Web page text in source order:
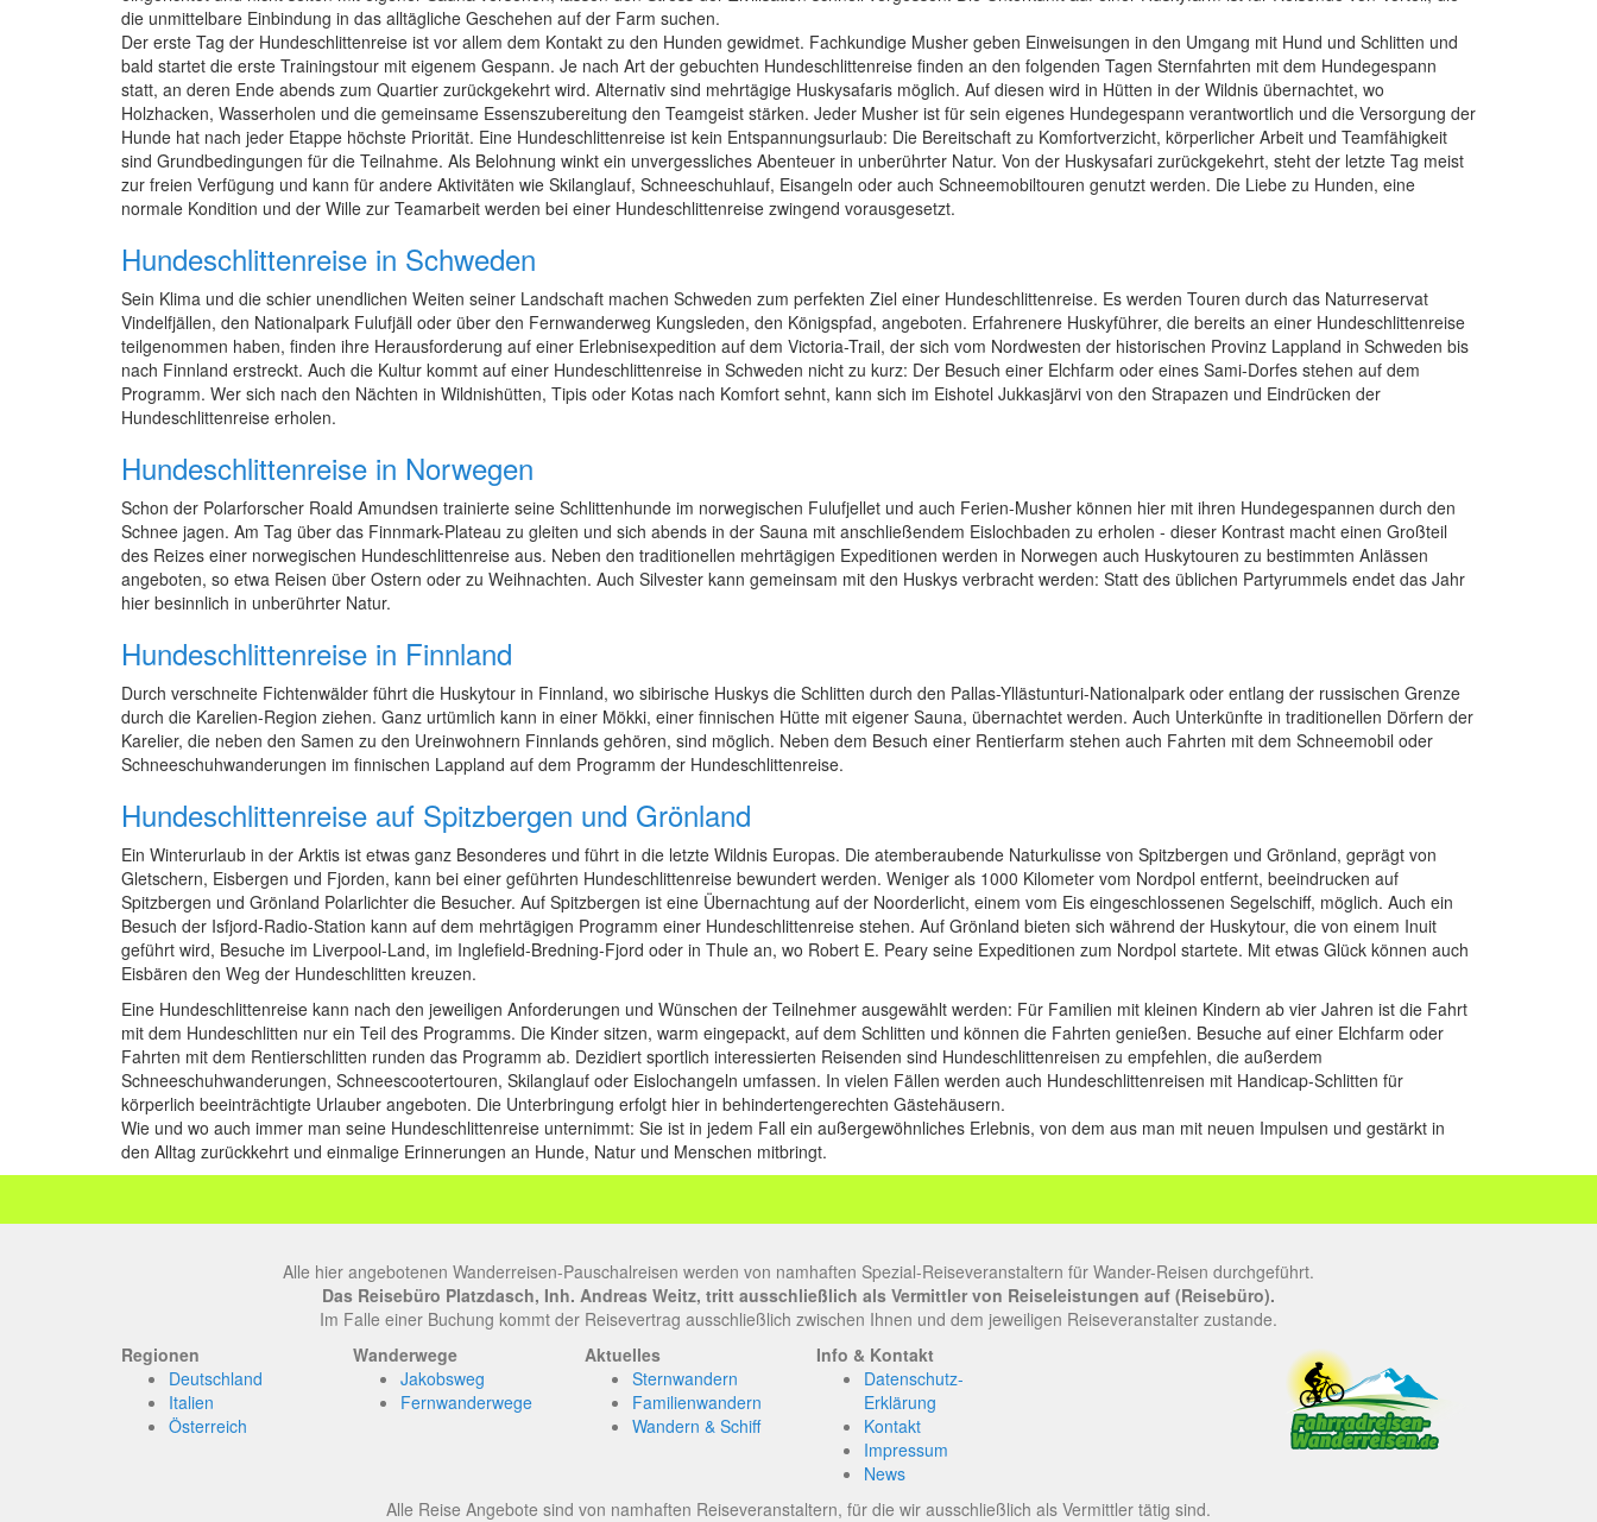
die unmittelbare Einbindung in das alltägliche Geschehen auf der Farm suchen.
Der erste Tag der Hundeschlittenreise ist vor allem dem Kontakt zu den Hunden gewidmet. Fachkundige Musher geben Einweisungen in den Umgang mit Hund und Schlitten und
bald startet die erste Trainingstour mit eigenem Gespann. Je nach Art der gebuchten Hundeschlittenreise finden an den folgenden Tagen Sternfahrten mit dem Hundegespann
statt, an deren Ende abends zum Quartier zurückgekehrt wird. Alternativ sind mehrtägige Huskysafaris möglich. Auf diesen wird in Hütten in der Wildnis übernachtet, wo
Holzhacken, Wasserholen und die gemeinsame Essenszubereitung den Teamgeist stärken. Jeder Musher ist für sein eigenes Hundegespann verantwortlich und die Versorgung der
Hunde hat nach jeder Etappe höchste Priorität. Eine Hundeschlittenreise ist kein Entspannungsurlaub: Die Bereitschaft zu Komfortverzicht, körperlicher Arbeit und Teamfähigkeit
sind Grundbedingungen für die Teilnahme. Als Belohnung winkt ein unvergessliches Abenteuer in unberührter Natur. Von der Huskysafari zurückgekehrt, steht der letzte Tag meist
zur freien Verfügung und kann für andere Aktivitäten wie Skilanglauf, Schneeschuhlauf, Eisangeln oder auch Schneemobiltouren genutzt werden. Die Liebe zu Hunden, eine
normale Kondition und der Wille zur Teamarbeit werden bei einer Hundeschlittenreise zwingend vorausgesetzt.
Hundeschlittenreise in Schweden
Sein Klima und die schier unendlichen Weiten seiner Landschaft machen Schweden zum perfekten Ziel einer Hundeschlittenreise. Es werden Touren durch das Naturreservat
Vindelfjällen, den Nationalpark Fulufjäll oder über den Fernwanderweg Kungsleden, den Königspfad, angeboten. Erfahrenere Huskyführer, die bereits an einer Hundeschlittenreise
teilgenommen haben, finden ihre Herausforderung auf einer Erlebnisexpedition auf dem Victoria-Trail, der sich vom Nordwesten der historischen Provinz Lappland in Schweden bis
nach Finnland erstreckt. Auch die Kultur kommt auf einer Hundeschlittenreise in Schweden nicht zu kurz: Der Besuch einer Elchfarm oder eines Sami-Dorfes stehen auf dem
Programm. Wer sich nach den Nächten in Wildnishütten, Tipis oder Kotas nach Komfort sehnt, kann sich im Eishotel Jukkasjärvi von den Strapazen und Eindrücken der
Hundeschlittenreise erholen.
Hundeschlittenreise in Norwegen
Schon der Polarforscher Roald Amundsen trainierte seine Schlittenhunde im norwegischen Fulufjellet und auch Ferien-Musher können hier mit ihren Hundegespannen durch den
Schnee jagen. Am Tag über das Finnmark-Plateau zu gleiten und sich abends in der Sauna mit anschließendem Eislochbaden zu erholen - dieser Kontrast macht einen Großteil
des Reizes einer norwegischen Hundeschlittenreise aus. Neben den traditionellen mehrtägigen Expeditionen werden in Norwegen auch Huskytouren zu bestimmten Anlässen
angeboten, so etwa Reisen über Ostern oder zu Weihnachten. Auch Silvester kann gemeinsam mit den Huskys verbracht werden: Statt des üblichen Partyrummels endet das Jahr
hier besinnlich in unberührter Natur.
Hundeschlittenreise in Finnland
Durch verschneite Fichtenwälder führt die Huskytour in Finnland, wo sibirische Huskys die Schlitten durch den Pallas-Yllästunturi-Nationalpark oder entlang der russischen Grenze
durch die Karelien-Region ziehen. Ganz urtümlich kann in einer Mökki, einer finnischen Hütte mit eigener Sauna, übernachtet werden. Auch Unterkünfte in traditionellen Dörfern der
Karelier, die neben den Samen zu den Ureinwohnern Finnlands gehören, sind möglich. Neben dem Besuch einer Rentierfarm stehen auch Fahrten mit dem Schneemobil oder
Schneeschuhwanderungen im finnischen Lappland auf dem Programm der Hundeschlittenreise.
Hundeschlittenreise auf Spitzbergen und Grönland
Ein Winterurlaub in der Arktis ist etwas ganz Besonderes und führt in die letzte Wildnis Europas. Die atemberaubende Naturkulisse von Spitzbergen und Grönland, geprägt von
Gletschern, Eisbergen und Fjorden, kann bei einer geführten Hundeschlittenreise bewundert werden. Weniger als 1000 Kilometer vom Nordpol entfernt, beeindrucken auf
Spitzbergen und Grönland Polarlichter die Besucher. Auf Spitzbergen ist eine Übernachtung auf der Noorderlicht, einem vom Eis eingeschlossenen Segelschiff, möglich. Auch ein
Besuch der Isfjord-Radio-Station kann auf dem mehrtägigen Programm einer Hundeschlittenreise stehen. Auf Grönland bieten sich während der Huskytour, die von einem Inuit
geführt wird, Besuche im Liverpool-Land, im Inglefield-Bredning-Fjord oder in Thule an, wo Robert E. Peary seine Expeditionen zum Nordpol startete. Mit etwas Glück können auch
Eisbären den Weg der Hundeschlitten kreuzen.
Eine Hundeschlittenreise kann nach den jeweiligen Anforderungen und Wünschen der Teilnehmer ausgewählt werden: Für Familien mit kleinen Kindern ab vier Jahren ist die Fahrt
mit dem Hundeschlitten nur ein Teil des Programms. Die Kinder sitzen, warm eingepackt, auf dem Schlitten und können die Fahrten genießen. Besuche auf einer Elchfarm oder
Fahrten mit dem Rentierschlitten runden das Programm ab. Dezidiert sportlich interessierten Reisenden sind Hundeschlittenreisen zu empfehlen, die außerdem
Schneeschuhwanderungen, Schneescootertouren, Skilanglauf oder Eislochangeln umfassen. In vielen Fällen werden auch Hundeschlittenreisen mit Handicap-Schlitten für
körperlich beeinträchtigte Urlauber angeboten. Die Unterbringung erfolgt hier in behindertengerechten Gästehäusern.
Wie und wo auch immer man seine Hundeschlittenreise unternimmt: Sie ist in jedem Fall ein außergewöhnliches Erlebnis, von dem aus man mit neuen Impulsen und gestärkt in
den Alltag zurückkehrt und einmalige Erinnerungen an Hunde, Natur und Menschen mitbringt.
Alle hier angebotenen Wanderreisen-Pauschalreisen werden von namhaften Spezial-Reiseveranstaltern für Wander-Reisen durchgeführt.
Das Reisebüro Platzdasch, Inh. Andreas Weitz, tritt ausschließlich als Vermittler von Reiseleistungen auf (Reisebüro).
Im Falle einer Buchung kommt der Reisevertrag ausschließlich zwischen Ihnen und dem jeweiligen Reiseveranstalter zustande.
Regionen
Deutschland
Italien
Österreich
Wanderwege
Jakobsweg
Fernwanderwege
Aktuelles
Sternwandern
Familienwandern
Wandern & Schiff
Info & Kontakt
Datenschutz-
Erklärung
Kontakt
Impressum
News
Alle Reise Angebote sind von namhaften Reiseveranstaltern, für die wir ausschließlich als Vermittler tätig sind.